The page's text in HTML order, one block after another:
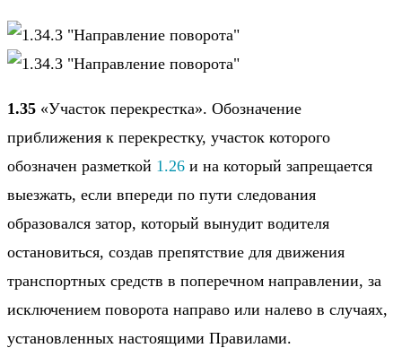
1.35 «Участок перекрестка». Обозначение
приближения к перекрестку, участок которого
обозначен разметкой 1.26 и на который запрещается
выезжать, если впереди по пути следования
образовался затор, который вынудит водителя
остановиться, создав препятствие для движения
транспортных средств в поперечном направлении, за
исключением поворота направо или налево в случаях,
установленных настоящими Правилами.